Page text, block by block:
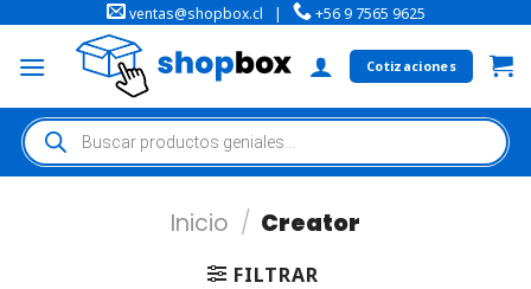
ventas@shopbox.cl | +56 9 7565 9625
Cotizaciones
Inicio / Creator
FILTRAR